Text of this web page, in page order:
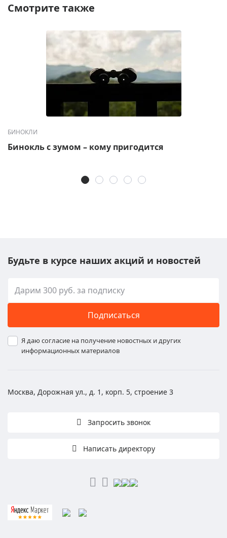
Смотрите также
БИНОКЛИ
Бинокль с зумом – кому пригодится
Будьте в курсе наших акций и новостей
Подписаться
Я даю согласие на получение новостных и других
информационных материалов
Москва, Дорожная ул., д. 1, корп. 5, строение 3
Запросить звонок
Написать директору